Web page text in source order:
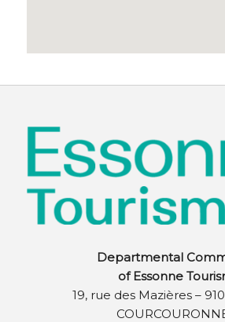
Departmental
of Essonne
19, rue des Mazières –